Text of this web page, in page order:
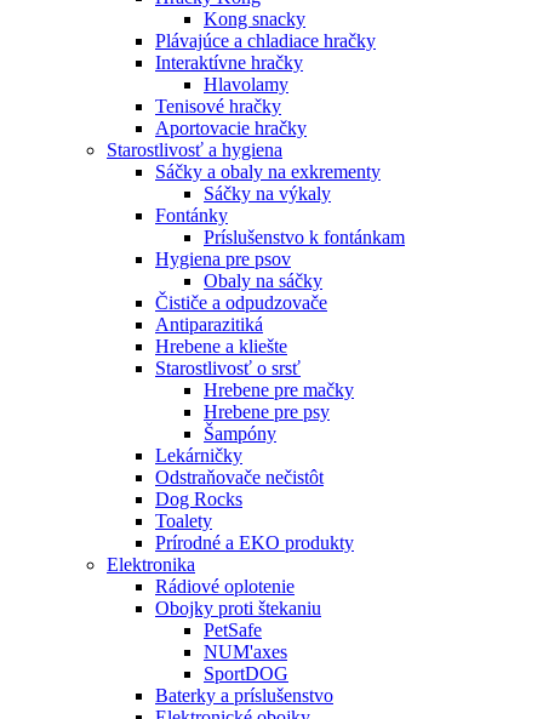
Kong snacky
Plávajúce a chladiace hračky
Interaktívne hračky
Hlavolamy
Tenisové hračky
Aportovacie hračky
Starostlivosť a hygiena
Sáčky a obaly na exkrementy
Sáčky na výkaly
Fontánky
Príslušenstvo k fontánkam
Hygiena pre psov
Obaly na sáčky
Čističe a odpudzovače
Antiparazitiká
Hrebene a kliešte
Starostlivosť o srsť
Hrebene pre mačky
Hrebene pre psy
Šampóny
Lekárničky
Odstraňovače nečistôt
Dog Rocks
Toalety
Prírodné a EKO produkty
Elektronika
Rádiové oplotenie
Obojky proti štekaniu
PetSafe
NUM'axes
SportDOG
Baterky a príslušenstvo